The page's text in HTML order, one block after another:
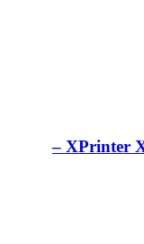
طابعة باركود حرارية XPrinter XP-T371U USB –